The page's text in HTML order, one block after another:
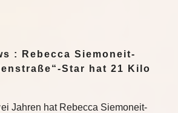
: Rebecca Siemoneit-
Star hat 21 Kilo
Jahren hat Rebecca Siemoneit-